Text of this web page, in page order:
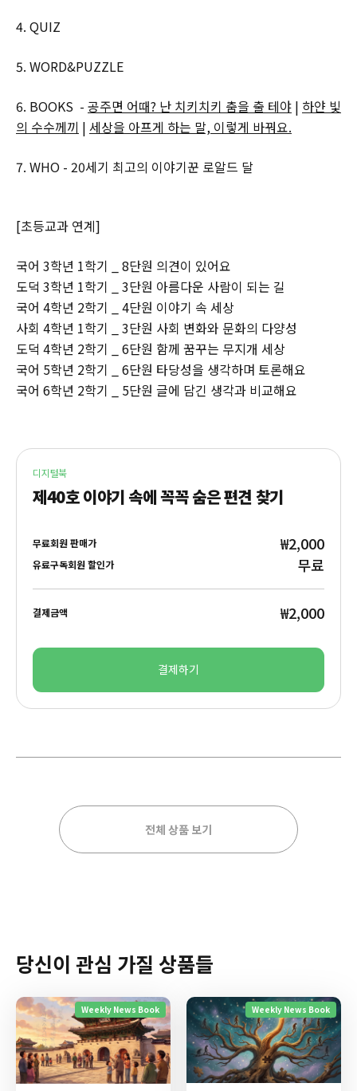
4. QUIZ
5. WORD&PUZZLE
6. BOOKS - 공주면 어때? 난 치키치키 춤을 출 테야 | ‌하얀 빛
의 수수께끼 | 세상을 아프게 하는 말, 이렇게 바꿔요.
7. WHO - 20세기 최고의 이야기꾼 로알드 달
[초등교과 연계]
국어 3학년 1학기 _ 8단원 의견이 있어요
도덕 3학년 1학기 _ 3단원 아름다운 사람이 되는 길
국어 4학년 2학기 _ 4단원 이야기 속 세상
사회 4학년 1학기 _ 3단원 사회 변화와 문화의 다양성
도덕 4학년 2학기 _ 6단원 함께 꿈꾸는 무지개 세상
국어 5학년 2학기 _ 6단원 타당성을 생각하며 토론해요
국어 6학년 2학기 _ 5단원 글에 담긴 생각과 비교해요
디지털북
제40호 이야기 속에 꼭꼭 숨은 편견 찾기
무료회원 판매가 ₩2,000
유료구독회원 할인가 무료
결제금액 ₩2,000
결제하기
전체 상품 보기
당신이 관심 가질 상품들
Weekly News Book Weekly News Book